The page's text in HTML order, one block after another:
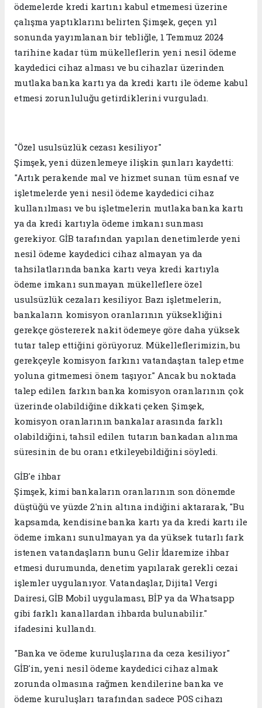
ödemelerde kredi kartını kabul etmemesi üzerine
çalışma yaptıklarını belirten Şimşek, geçen yıl
sonunda yayımlanan bir tebliğle, 1 Temmuz 2024
tarihine kadar tüm mükelleflerin yeni nesil ödeme
kaydedici cihaz alması ve bu cihazlar üzerinden
mutlaka banka kartı ya da kredi kartı ile ödeme kabul
etmesi zorunluluğu getirdiklerini vurguladı.
"Özel usulsüzlük cezası kesiliyor"
Şimşek, yeni düzenlemeye ilişkin şunları kaydetti:
"Artık perakende mal ve hizmet sunan tüm esnaf ve
işletmelerde yeni nesil ödeme kaydedici cihaz
kullanılması ve bu işletmelerin mutlaka banka kartı
ya da kredi kartıyla ödeme imkanı sunması
gerekiyor. GİB tarafından yapılan denetimlerde yeni
nesil ödeme kaydedici cihaz almayan ya da
tahsilatlarında banka kartı veya kredi kartıyla
ödeme imkanı sunmayan mükelleflere özel
usulsüzlük cezaları kesiliyor. Bazı işletmelerin,
bankaların komisyon oranlarının yüksekliğini
gerekçe göstererek nakit ödemeye göre daha yüksek
tutar talep ettiğini görüyoruz. Mükelleflerimizin, bu
gerekçeyle komisyon farkını vatandaştan talep etme
yoluna gitmemesi önem taşıyor." Ancak bu noktada
talep edilen farkın banka komisyon oranlarının çok
üzerinde olabildiğine dikkati çeken Şimşek,
komisyon oranlarının bankalar arasında farklı
olabildiğini, tahsil edilen tutarın bankadan alınma
süresinin de bu oranı etkileyebildiğini söyledi.
GİB'e ihbar
Şimşek, kimi bankaların oranlarının son dönemde
düştüğü ve yüzde 2'nin altına indiğini aktararak, "Bu
kapsamda, kendisine banka kartı ya da kredi kartı ile
ödeme imkanı sunulmayan ya da yüksek tutarlı fark
istenen vatandaşların bunu Gelir İdaremize ihbar
etmesi durumunda, denetim yapılarak gerekli cezai
işlemler uygulanıyor. Vatandaşlar, Dijital Vergi
Dairesi, GİB Mobil uygulaması, BİP ya da Whatsapp
gibi farklı kanallardan ihbarda bulunabilir."
ifadesini kullandı.
"Banka ve ödeme kuruluşlarına da ceza kesiliyor"
GİB'in, yeni nesil ödeme kaydedici cihaz almak
zorunda olmasına rağmen kendilerine banka ve
ödeme kuruluşları tarafından sadece POS cihazı